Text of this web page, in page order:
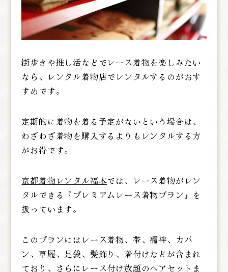
街歩きや推し活などでレース着物を楽しみたい
なら、レンタル着物店でレンタルするのがおす
すめです。
定期的に着物を着る予定がないという場合は、
わざわざ着物を購入するよりもレンタルする方
がお得です。
京都着物レンタル福本では、レース着物がレン
タルできる『プレミアムレース着物プラン』を
扱っています。
このプランにはレース着物、帯、襦袢、カバ
ン、草履、足袋、髪飾り、着付けなどが含まれ
ており、さらに レース付け放題のヘアセットま